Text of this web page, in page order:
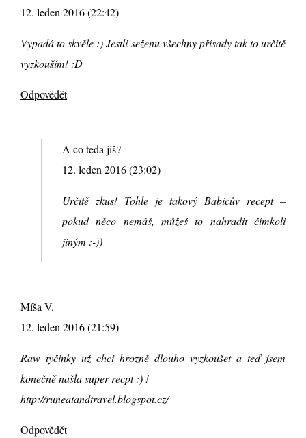
12. leden 2016 (22:42)
Vypadá to skvěle :) Jestli seženu všechny přísady tak to určitě
vyzkouším! :D
Odpovědět
A co teda jíš?
12. leden 2016 (23:02)
Určitě zkus! Tohle je takový Babicův recept –
pokud něco nemáš, můžeš to nahradit čímkoli
jiným :-))
Míša V.
12. leden 2016 (21:59)
Raw tyčinky už chci hrozně dlouho vyzkoušet a teď jsem
konečně našla super recpt :) !
http://runeatandtravel.blogspot.cz/
Odpovědět